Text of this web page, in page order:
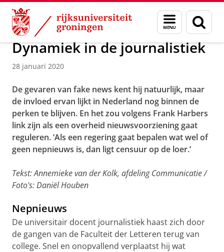
Skip
Content
Skip
Navigation
Menu
en
zoeken
Over ons Actueel Nieuws Nieuwsberichten
Dynamiek in de journalistiek
28 januari 2020
De gevaren van fake news kent hij natuurlijk, maar
de invloed ervan lijkt in Nederland nog binnen de
perken te blijven. En het zou volgens Frank Harbers
link zijn als een overheid nieuwsvoorziening gaat
reguleren. ‘Als een regering gaat bepalen wat wel of
geen nepnieuws is, dan ligt censuur op de loer.’
Tekst: Annemieke van der Kolk, afdeling Communicatie /
Foto's: Daniël Houben
Nepnieuws
De universitair docent journalistiek haast zich door
de gangen van de Faculteit der Letteren terug van
college. Snel en onopvallend verplaatst hij wat